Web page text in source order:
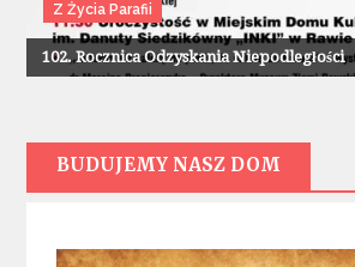
Z Życia Parafii
102. Rocznica Odzyskania Niepodległości
BUDUJEMY NASZ DOM